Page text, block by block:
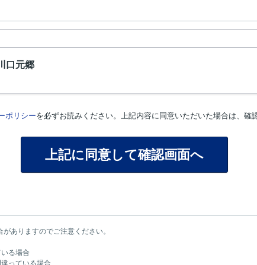
口元郷
ポリシーを必ずお読みください。上記内容に同意いただいた場合は、確
ありますのでご注意ください。
る場合
っている場合